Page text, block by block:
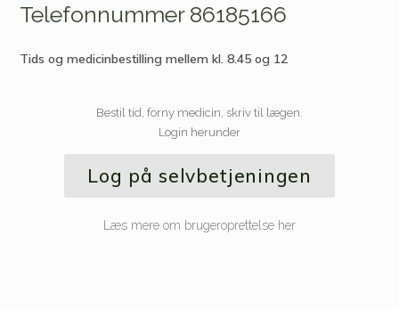
Telefonnummer 86185166
Tids og medicinbestilling mellem kl. 8.45 og 12
Bestil tid, forny medicin, skriv til lægen.
Login herunder
Log på selvbetjeningen
Læs mere om brugeroprettelse her